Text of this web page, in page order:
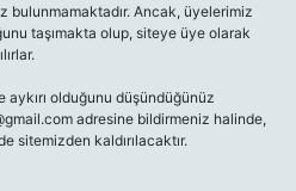
bulunmamaktadır. Ancak, üyelerimiz
taşımakta olup, siteye üye olarak
olduğunu düşündüğünüz
adresine bildirmeniz halinde,
sitemizden kaldırılacaktır.